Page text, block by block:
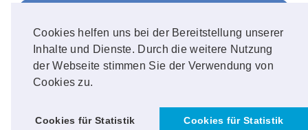
Cookies helfen uns bei der Bereitstellung unserer
Inhalte und Dienste. Durch die weitere Nutzung
der Webseite stimmen Sie der Verwendung von
Cookies zu.
Cookies für Statistik Cookies für Statistik
FOLLOW ME!
Instagram
OUR PHOTOS!